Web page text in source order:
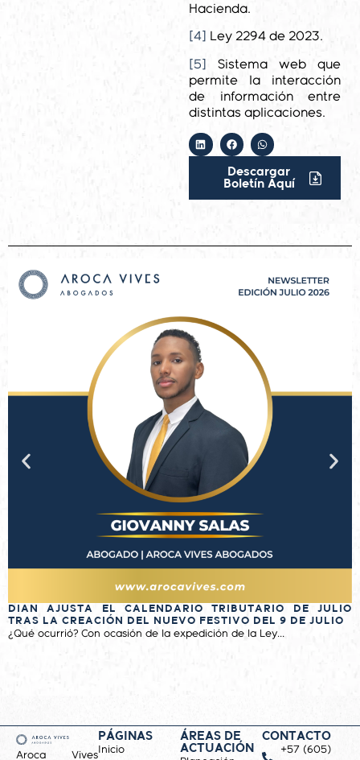
Hacienda.
[4] Ley 2294 de 2023.
[5]
Sistema web que
permite la interacción
de información entre
distintas aplicaciones.
Descargar
Boletín Aquí
DIAN AJUSTA EL CALENDARIO TRIBUTARIO DE JULIO
TRAS LA CREACIÓN DEL NUEVO FESTIVO DEL 9 DE JULIO
¿Qué ocurrió? Con ocasión de la expedición de la Ley...
Aroca Vives
PÁGINAS
Inicio
ÁREAS DE
ACTUACIÓN
CONTACTO
+57 (605)